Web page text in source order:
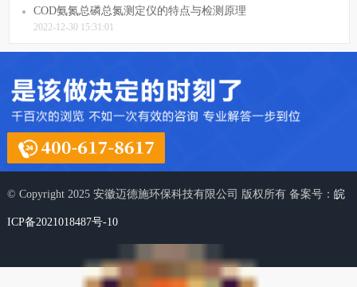
COD氨氮总磷总氮测定仪的特点与检测原理
2022-12-30 15:31:01
© Copyright 2025 安徽迈德施环保科技有限公司 版权所有 备案号： 皖
ICP备2021018487号-10